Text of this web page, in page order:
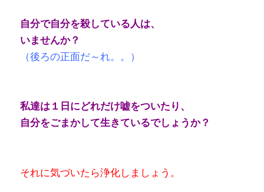
自分で自分を殺している人は、
いませんか？
（後ろの正面だ～れ。。）
私達は１日にどれだけ嘘をついたり、
自分をごまかして生きているでしょうか？
それに気づいたら浄化しましょう。